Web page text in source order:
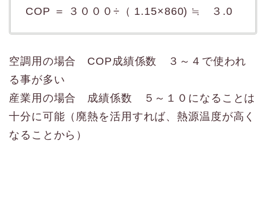
COP ＝ ３０００÷（ 1.15×860) ≒ ３.0
空調用の場合 COP成績係数 ３～４で使われ
る事が多い
産業用の場合 成績係数 ５～１０になることは
十分に可能（廃熱を活用すれば、熱源温度が高く
なることから）